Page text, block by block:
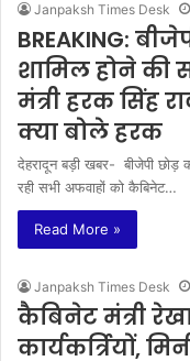
Janpaksh Times Desk
BREAKING:
शामिल होने की
मंत्री हरक सिंह
क्या बोले हरक
देहरादून बड़ी खबर- बीजेपी छोड़
रही सभी अफवाहों को कैबिनेट…
Read More »
Janpaksh Times Desk
कैबिनेट मंत्री
कार्यकर्त्रियों,